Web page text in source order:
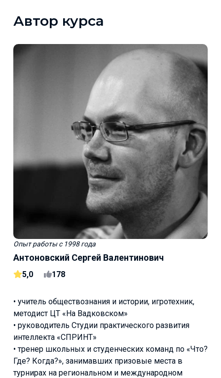
Автор курса
Опыт работыс 1998 года
Антоновский Сергей Валентинович
5,0 178
• учитель обществознания и истории, игротехник,
методист ЦТ «На Вадковском»
• руководитель Студии практического развития
интеллекта «СПРИНТ»
• тренер школьных и студенческих команд по «Что?
Где? Когда?», занимавших призовые места в
турнирах на региональном и международном